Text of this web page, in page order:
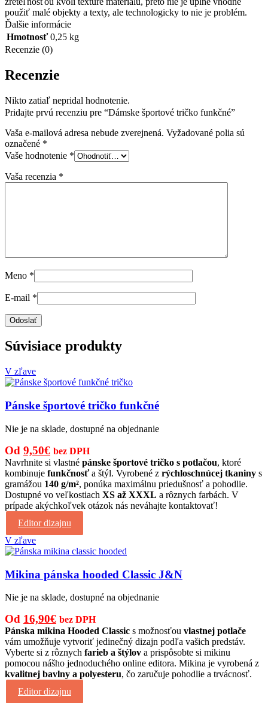
použiť malé objekty a texty, ale technologicky to nie je problém.
Ďalšie informácie
Hmotnosť 0,25 kg
Recenzie (0)
Recenzie
Nikto zatiaľ nepridal hodnotenie.
Pridajte prvú recenziu pre “Dámske športové tričko funkčné”
Vaša e-mailová adresa nebude zverejnená. Vyžadované polia sú
označené *
Vaše hodnotenie *
Vaša recenzia *
Meno *
E-mail *
Súvisiace produkty
V zľave
Pánske športové tričko funkčné
Nie je na sklade, dostupné na objednanie
Od Pôvodná
cena
bola:
14,00€.
9,50€Aktuálna
cena
je:
9,50€.
bez DPH
Navrhnite si vlastné pánske športové tričko s potlačou, ktoré
kombinuje funkčnosťa štýl. Vyrobené z rýchloschnúcej tkaniny s
gramážou 140 g/m², ponúka maximálnu priedušnosť a pohodlie.
Dostupné vo veľkostiach XS až XXXL a rôznych farbách. V
prípade akýchkoľvek otázok nás neváhajte kontaktovať!
Editor dizajnu
V zľave
Mikina pánska hooded Classic J&N
Nie je na sklade, dostupné na objednanie
Od Pôvodná
cena
bola:
25,00€.
16,90€Aktuálna
cena
je:
16,90€.
bez DPH
Pánska mikina Hooded Classic s možnosťou vlastnej potlače
vám umožňuje vytvoriť jedinečný dizajn podľa vašich predstáv.
Vyberte si z rôznych farieb a štýlov a prispôsobte si mikinu
pomocou nášho jednoduchého online editora. Mikina je vyrobená z
kvalitnej bavlny a polyesteru, čo zaručuje pohodlie a trvácnosť.
Editor dizajnu